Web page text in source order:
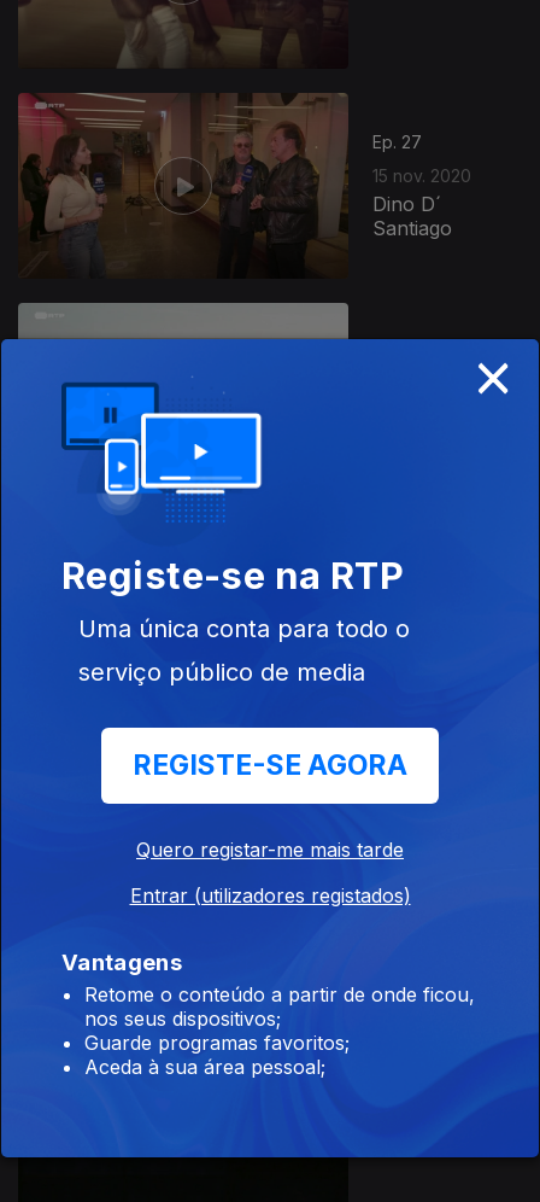
Ep. 27
15 nov. 2020
Dino D´
Santiago
Ep. 25
Anjos
Ep. 23
×
Registe-se na RTP
Uma única conta para todo o
serviço público de media
REGISTE-SE AGORA
Quero registar-me mais tarde
Entrar (utilizadores registados)
Vantagens
Retome o conteúdo a partir de onde ficou,
nos seus dispositivos;
Guarde programas favoritos;
Aceda à sua área pessoal;